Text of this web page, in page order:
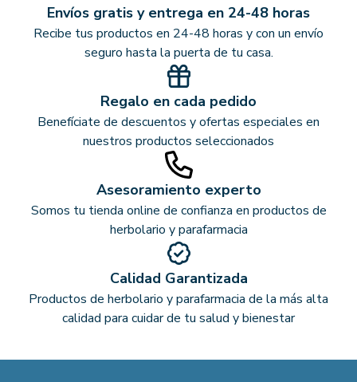
Envíos gratis y entrega en 24-48 horas
Recibe tus productos en 24-48 horas y con un envío
seguro hasta la puerta de tu casa.
Regalo en cada pedido
Benefíciate de descuentos y ofertas especiales en
nuestros productos seleccionados
Asesoramiento experto
Somos tu tienda online de confianza en productos de
herbolario y parafarmacia
Calidad Garantizada
Productos de herbolario y parafarmacia de la más alta
calidad para cuidar de tu salud y bienestar